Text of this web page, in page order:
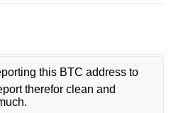
this BTC address to
therefor clean and